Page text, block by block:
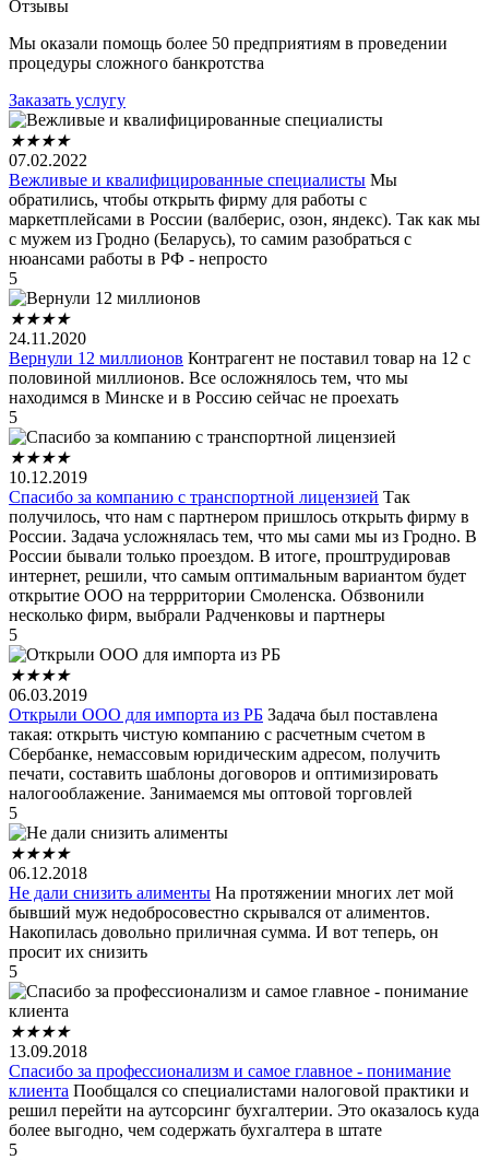
Отзывы
Мы оказали помощь более 50 предприятиям в проведении
процедуры сложного банкротства
Заказать услугу
★★★★
07.02.2022
Вежливые и квалифицированные специалисты Мы
обратились, чтобы открыть фирму для работы с
маркетплейсами в России (валберис, озон, яндекс). Так как мы
с мужем из Гродно (Беларусь), то самим разобраться с
нюансами работы в РФ - непросто
5
★★★★
24.11.2020
Вернули 12 миллионов Контрагент не поставил товар на 12 с
половиной миллионов. Все осложнялось тем, что мы
находимся в Минске и в Россию сейчас не проехать
5
★★★★
10.12.2019
Спасибо за компанию с транспортной лицензией Так
получилось, что нам с партнером пришлось открыть фирму в
России. Задача усложнялась тем, что мы сами мы из Гродно. В
России бывали только проездом. В итоге, проштрудировав
интернет, решили, что самым оптимальным вариантом будет
открытие ООО на террритории Смоленска. Обзвонили
несколько фирм, выбрали Радченковы и партнеры
5
★★★★
06.03.2019
Открыли ООО для импорта из РБ Задача был поставлена
такая: открыть чистую компанию с расчетным счетом в
Сбербанке, немассовым юридическим адресом, получить
печати, составить шаблоны договоров и оптимизировать
налогооблажение. Занимаемся мы оптовой торговлей
5
★★★★
06.12.2018
Не дали снизить алименты На протяжении многих лет мой
бывший муж недобросовестно скрывался от алиментов.
Накопилась довольно приличная сумма. И вот теперь, он
просит их снизить
5
★★★★
13.09.2018
Спасибо за профессионализм и самое главное - понимание
клиента Пообщался со специалистами налоговой практики и
решил перейти на аутсорсинг бухгалтерии. Это оказалось куда
более выгодно, чем содержать бухгалтера в штате
5